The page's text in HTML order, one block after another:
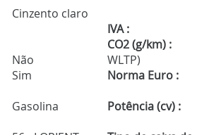
Cinzento claro
IVA :
Não
CO2 (g/km) :
WLTP)
Sim Norma Euro :
Gasolina Potência (cv) :